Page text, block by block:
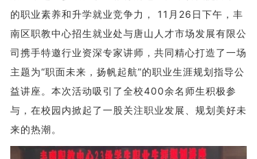
的职业素养和升学就业竞争力， 11月26日下午，丰
南区职教中心招生就业处与唐山人才市场发展有限公
司携手特邀行业资深专家讲师，共同精心打造了一场
主题为“职面未来，扬帆起航”的职业生涯规划指导公
益讲座。本次活动吸引了全校400余名师生积极参
与，在校园内掀起了一股关注职业发展、规划美好未
来的热潮。